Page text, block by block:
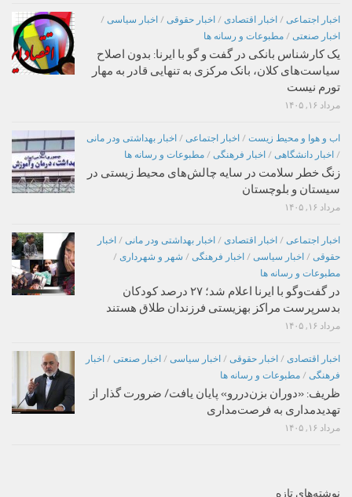
اخبار اجتماعی / اخبار اقتصادی / اخبار حقوقی / اخبار سیاسی /
اخبار صنعتی / مطبوعات و رسانه ها
یک کارشناس بانکی در گفت و گو با ایرنا: بدون اصلاح
سیاست‌های کلان، بانک مرکزی به تنهایی قادر به مهار
تورم نیست
مرداد ۱۶, ۱۴۰۵
اب و هوا و محیط زیست / اخبار اجتماعی / اخبار بهداشتی ودر مانی
/ اخبار دانشگاهی / اخبار فرهنگی / مطبوعات و رسانه ها
زنگ خطر سلامت در سایه چالش‌های محیط زیستی در
سیستان و بلوچستان
مرداد ۱۶, ۱۴۰۵
اخبار اجتماعی / اخبار اقتصادی / اخبار بهداشتی ودر مانی / اخبار
حقوقی / اخبار سیاسی / اخبار فرهنگی / شهر و شهرداری /
مطبوعات و رسانه ها
در گفت‌وگو با ایرنا اعلام شد؛ ۲۷ درصد کودکان
بدسرپرست مراکز بهزیستی فرزندان طلاق هستند
مرداد ۱۶, ۱۴۰۵
اخبار اقتصادی / اخبار حقوقی / اخبار سیاسی / اخبار صنعتی / اخبار
فرهنگی / مطبوعات و رسانه ها
ظریف: «دوران بزن‌دررو» پایان یافت/ ضرورت گذار از
تهدیدمداری به فرصت‌مداری
مرداد ۱۶, ۱۴۰۵
نوشته‌های تازه